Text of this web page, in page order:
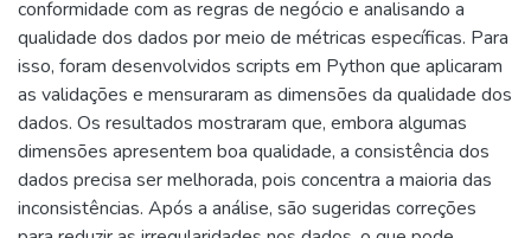
conformidade com as regras de negócio e analisando a
qualidade dos dados por meio de métricas específicas. Para
isso, foram desenvolvidos scripts em Python que aplicaram
as validações e mensuraram as dimensões da qualidade dos
dados. Os resultados mostraram que, embora algumas
dimensões apresentem boa qualidade, a consistência dos
dados precisa ser melhorada, pois concentra a maioria das
inconsistências. Após a análise, são sugeridas correções